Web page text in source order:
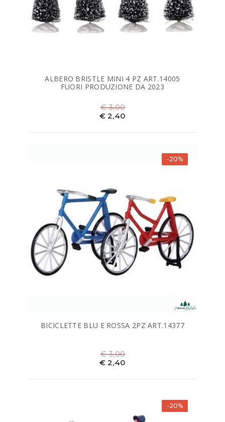
ALBERO BRISTLE MINI 4 PZ ART.14005
FUORI PRODUZIONE DA 2023
€ 3,00
€ 2,40
-20%
BICICLETTE BLU E ROSSA 2PZ ART.14377
€ 3,00
€ 2,40
-20%